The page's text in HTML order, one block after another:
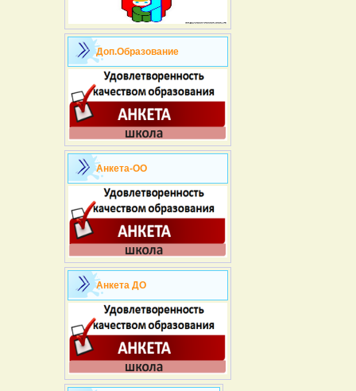
Доп.Образование
Анкета-ОО
Анкета ДО